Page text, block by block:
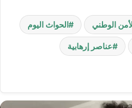
الوطني الحواث اليوم
عناصر إرهابية